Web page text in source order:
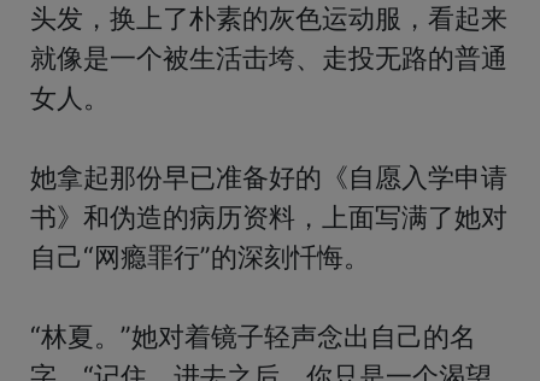
头发，换上了朴素的灰色运动服，看起来
就像是一个被生活击垮、走投无路的普通
女人。
她拿起那份早已准备好的《自愿入学申请
书》和伪造的病历资料，上面写满了她对
自己“网瘾罪行”的深刻忏悔。
“林夏。”她对着镜子轻声念出自己的名